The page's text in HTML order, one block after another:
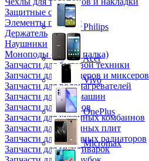
Защитные стекла
Элементы питания
Держатель
Наушники
Моноподы (Селфи палка)
Запчасти для бытовой техники
Запчасти для блендеров и миксеров
Запчасти для водонагревателей
Запчасти для кофемашин
Запчасти для кулеров
Запчасти для кухонных комбаинов
Запчасти для кухонных плит
Запчасти для масляных радиаторов
Запчасти для мультиварок
Philips
Acer
Vivo
OnePlus
Micromax